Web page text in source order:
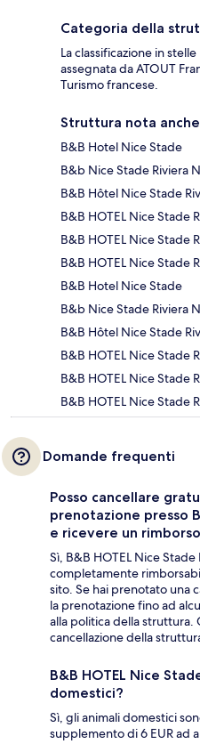
Categoria della
La classificazione in
assegnata da ATOUT
Turismo francese.
Struttura nota
B&B Hotel Nice Stade
B&b Nice Stade Riviera
B&B Hôtel Nice Stade
B&B HOTEL Nice Stade
B&B HOTEL Nice Stade
B&B HOTEL Nice Stade
B&B Hotel Nice Stade
B&b Nice Stade Riviera
B&B Hôtel Nice Stade
B&B HOTEL Nice Stade
B&B HOTEL Nice Stade
B&B HOTEL Nice Stade
Domande frequenti
Posso cancellare
prenotazione presso
e ricevere un
Sì, B&B HOTEL Nice
completamente
sito. Se hai prenotato una
la prenotazione fino ad
alla politica della struttura.
cancellazione della
B&B HOTEL Nice
domestici?
Sì, gli animali domestici
supplemento di 6 EUR ad